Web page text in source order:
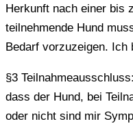
Herkunft nach einer bis
teilnehmende Hund
Bedarf vorzuzeigen. Ich
§3
dass der Hund, bei
oder nicht sind mir